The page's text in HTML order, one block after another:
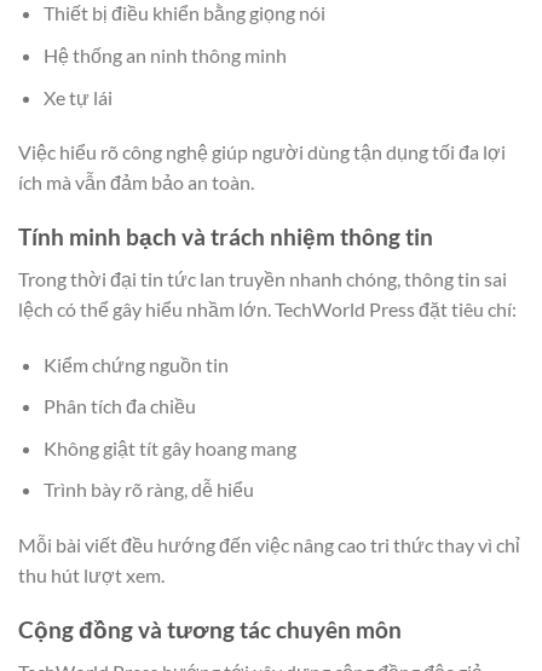
Thiết bị điều khiển bằng giọng nói
Hệ thống an ninh thông minh
Xe tự lái
Việc hiểu rõ công nghệ giúp người dùng tận dụng tối đa lợi
ích mà vẫn đảm bảo an toàn.
Tính minh bạch và trách nhiệm thông tin
Trong thời đại tin tức lan truyền nhanh chóng, thông tin sai
lệch có thể gây hiểu nhầm lớn. TechWorld Press đặt tiêu chí:
Kiểm chứng nguồn tin
Phân tích đa chiều
Không giật tít gây hoang mang
Trình bày rõ ràng, dễ hiểu
Mỗi bài viết đều hướng đến việc nâng cao tri thức thay vì chỉ
thu hút lượt xem.
Cộng đồng và tương tác chuyên môn